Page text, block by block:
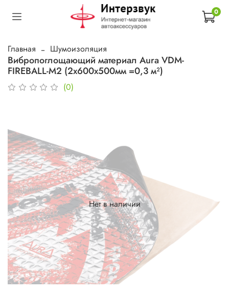
0
Главная Шумоизоляция
Вибропоглощающий материал Aura VDM-
FIREBALL-M2 (2х600х500мм =0,3 м²)
(0)
Нет в наличии